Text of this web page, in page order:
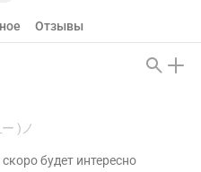
Отзывы
ー )ノ
будет интересно